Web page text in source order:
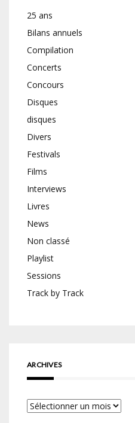
25 ans
Bilans annuels
Compilation
Concerts
Concours
Disques
disques
Divers
Festivals
Films
Interviews
Livres
News
Non classé
Playlist
Sessions
Track by Track
ARCHIVES
Archives